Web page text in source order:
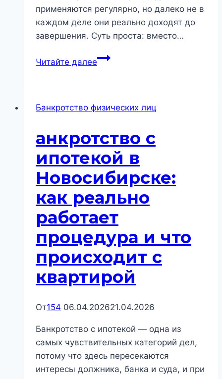
применяются регулярно, но далеко не в
каждом деле они реально доходят до
завершения. Суть проста: вместо…
Читайте далееРеструктуризация
как
пересобирает
обязательства
и
кому
реально
подходит
Банкротство физических лиц
анкротство с
ипотекой в
Новосибирске:
как реально
работает
процедура и что
происходит с
квартирой
От154 06.04.202621.04.2026
Банкротство с ипотекой — одна из
самых чувствительных категорий дел,
потому что здесь пересекаются
интересы должника, банка и суда, и при